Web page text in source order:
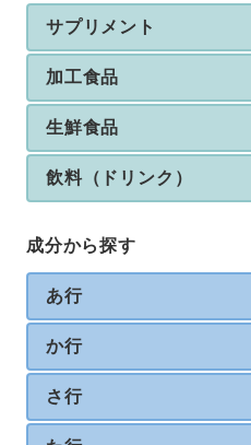
サプリメント
加工食品
生鮮食品
飲料（ドリンク）
成分から探す
あ行
か行
さ行